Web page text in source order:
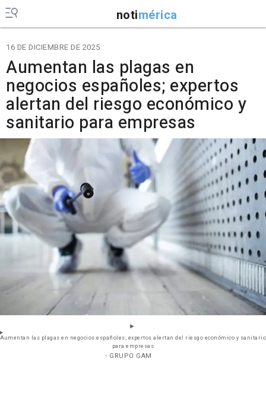
notimérica
16 DE DICIEMBRE DE 2025
Aumentan las plagas en
negocios españoles; expertos
alertan del riesgo económico y
sanitario para empresas
Aumentan las plagas en negocios españoles; expertos alertan del riesgo económico y sanitario
para empresas
- GRUPO GAM